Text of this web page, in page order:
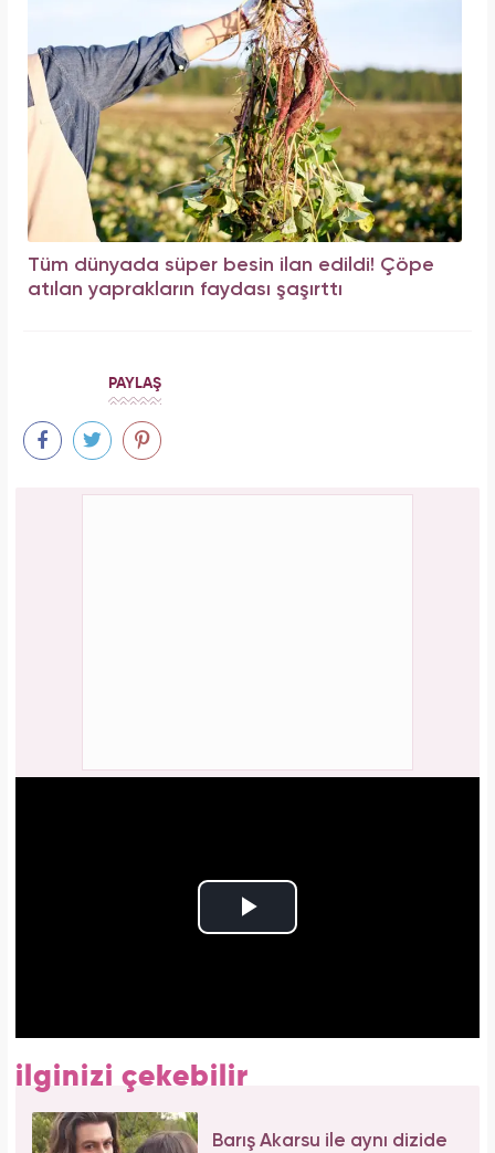
Tüm dünyada süper besin ilan edildi! Çöpe
atılan yaprakların faydası şaşırttı
PAYLAŞ
ilginizi çekebilir
Barış Akarsu ile aynı dizide